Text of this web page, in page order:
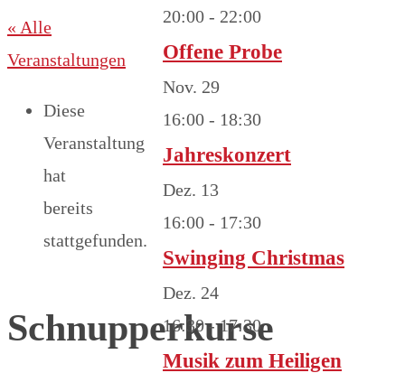
« Alle
Veranstaltungen
Diese
Veranstaltung
hat
bereits
stattgefunden.
Schnupperkurse
20:00 - 22:00
Offene Probe
Nov. 29
16:00 - 18:30
Jahreskonzert
Dez. 13
16:00 - 17:30
Swinging Christmas
Dez. 24
16:30-17:30
Musik zum Heiligen